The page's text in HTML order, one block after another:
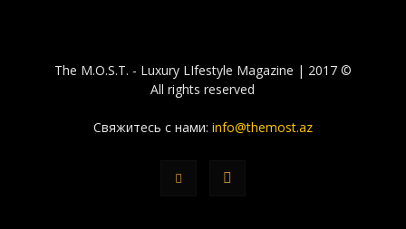
The M.O.S.T. - Luxury LIfestyle Magazine | 2017 ©
All rights reserved
Свяжитесь с нами: info@themost.az